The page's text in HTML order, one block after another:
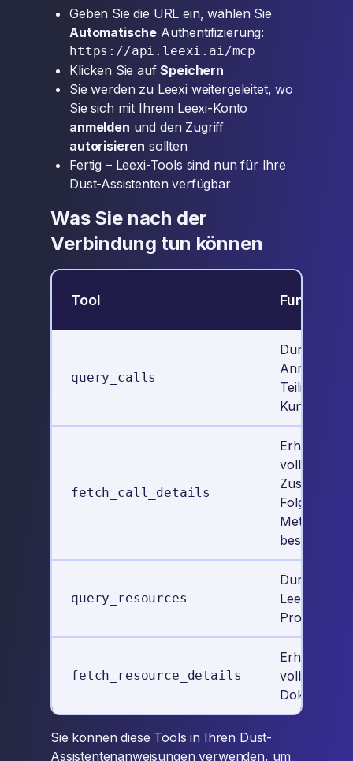
Geben Sie die URL ein, wählen Sie
Automatische Authentifizierung:
Klicken Sie aufSpeichern
Sie werden zu Leexi weitergeleitet, wo
Sie sich mit Ihrem Leexi-Konto
anmelden und den Zugriff
autorisieren sollten
Fertig – Leexi-Tools sind nun für Ihre
Dust-Assistenten verfügbar
Was Sie nach der
Verbindung tun können
Tool Funktion
query_calls
Anrufe
Teilnehmer,
Kunde und
fetch_call_details
Erhalten Sie
vollständige
Metadaten
query_resources
Leexi-
fetch_resource_details
Erhalten Sie
Sie können diese Tools in Ihren Dust-
Assistentenanweisungen verwenden, um